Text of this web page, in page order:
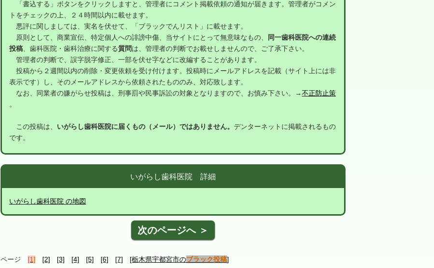
「書込する」ボタンをクリックしますと、管理者にコメント掲載依頼の通知が届きます。管理者がコメン
トをチェックの上、２４時間以内に載せます。
悪評に関しましては、実名を伏せて、「ブラックでんリスト」に載せます。
原則として、商業宣伝、特定個人への誹謗中傷、当サイトにとって無意味なもの、
同一歯科医院への連続
投稿 、歯科医院・歯科治療に関する質問は、管理者の判断でお載せしませんので、ご了承下さい。
管理者の判断で、誤字脱字修正、一部を伏せ字などに改編することがあります。
投稿から２週間以内の削除・変更依頼を受け付けます。投稿時にメールアドレスを記載（サイト上には非
表示です）し、そのメールアドレスから依頼されたもののみ、対応致します。
なお、同業者の嫌がらせ投稿は、刑事罰や民事訴訟の対象となりますので、お慎み下さい。→不正防止策
。
この投稿は、 いがらし歯科医院に届くもの（メール）ではありません。 デンターネットに掲載されるもの
です。
いがらし歯科医院 詳細
いがらし歯科医院 の地図
次のページへ ＞
ページ [1] [2] [3] [4] [5] [6] [7] [栃木県宇都宮市のブラック投稿]